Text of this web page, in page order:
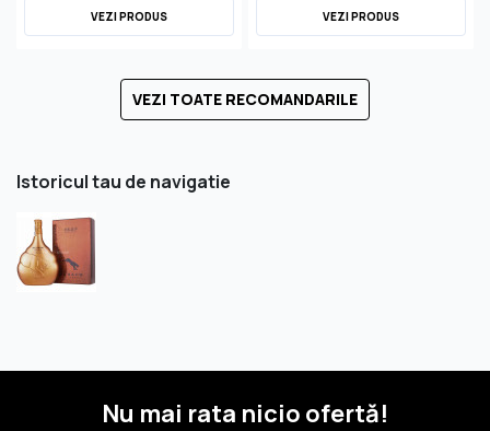
VEZI PRODUS VEZI PRODUS
VEZI TOATE RECOMANDARILE
Istoricul tau de navigatie
Nu mai rata nicio ofertă!